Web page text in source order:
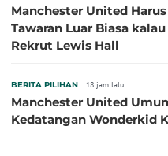
Manchester United
Tawaran Luar Biasa
Rekrut Lewis Hall
BERITA PILIHAN 18 jam lalu
Manchester United
Kedatangan Wonderkid